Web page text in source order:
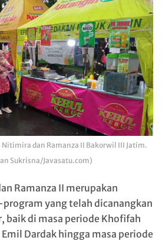
dan Ramanza II Bakorwil III Jatim.
Sukrisna/Javasatu.com)
Ramanza II merupakan
yang telah dicanangkan
baik di masa periode Khofifah
Dardak hingga masa periode